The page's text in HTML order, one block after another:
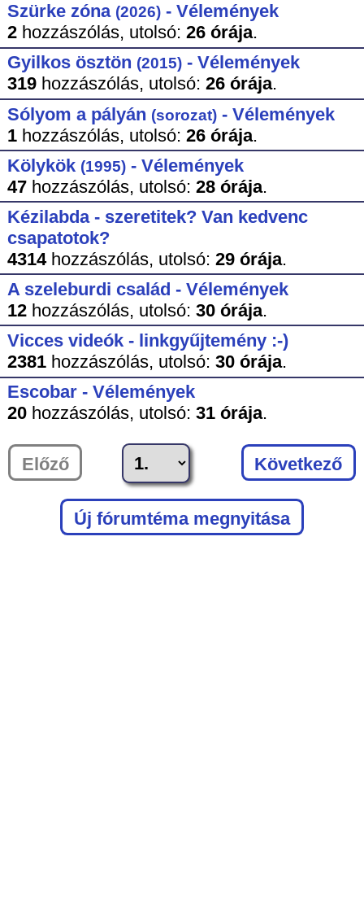
Szürke zóna (2026)- Vélemények
2hozzászólás, utolsó: 26 órája.
Gyilkos ösztön (2015)- Vélemények
319hozzászólás, utolsó: 26 órája.
Sólyom a pályán (sorozat)- Vélemények
1hozzászólás, utolsó: 26 órája.
Kölykök (1995)- Vélemények
47hozzászólás, utolsó: 28 órája.
Kézilabda - szeretitek? Van kedvenc
csapatotok?
4314hozzászólás, utolsó: 29 órája.
A szeleburdi család - Vélemények
12hozzászólás, utolsó: 30 órája.
Vicces videók - linkgyűjtemény :-)
2381hozzászólás, utolsó: 30 órája.
Escobar - Vélemények
20hozzászólás, utolsó: 31 órája.
Előző Következő
Új fórumtéma megnyitása